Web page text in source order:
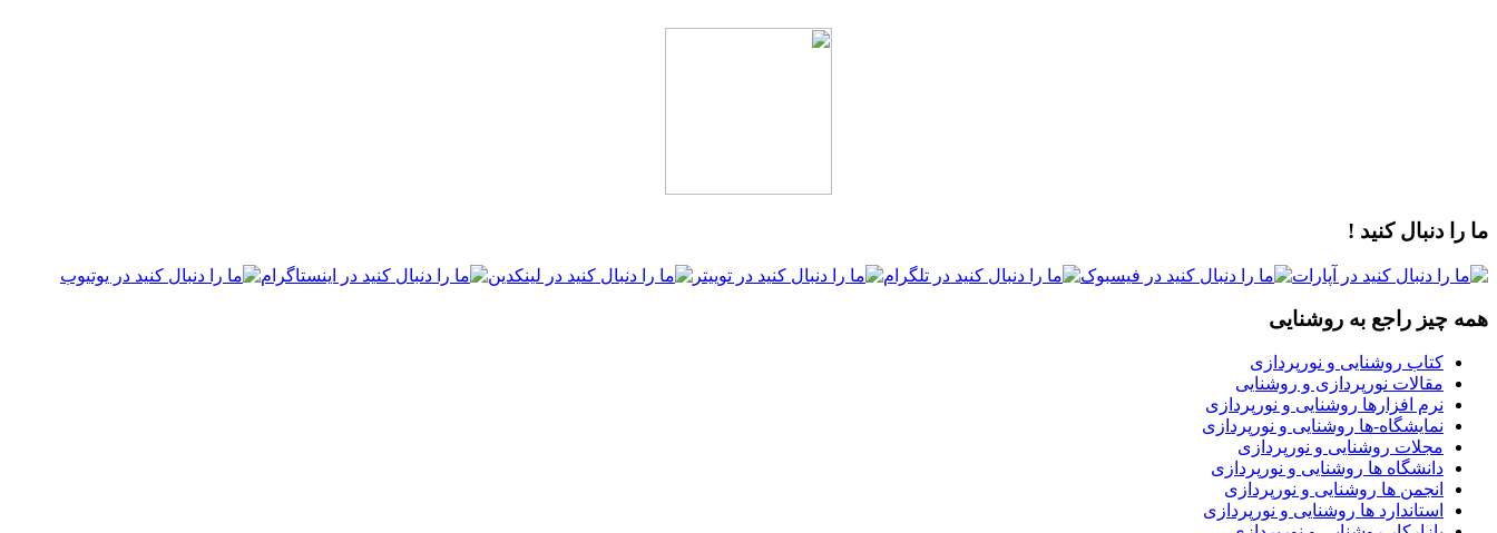
ما را دنبال کنید !
همه چیز راجع به روشنایی
کتاب روشنایی و نورپردازی
مقالات نورپردازی و روشنایی
نرم افزارها روشنایی و نورپردازی
نمایشگاه-ها روشنایی و نورپردازی
مجلات روشنایی و نورپردازی
دانشگاه ها روشنایی و نورپردازی
انجمن ها روشنایی و نورپردازی
استاندارد ها روشنایی و نورپردازی